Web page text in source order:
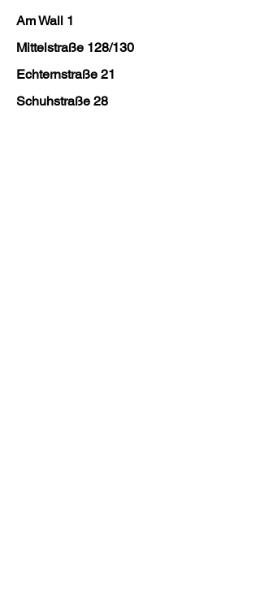
Am Wall 1
Mittelstraße 128/130
Echternstraße 21
Schuhstraße 28